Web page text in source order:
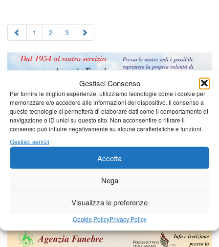
Gestisci Consenso
Per fornire le migliori esperienze, utilizziamo tecnologie come i cookie per
memorizzare e/o accedere alle informazioni del dispositivo. Il consenso a
queste tecnologie ci permetterà di elaborare dati come il comportamento di
navigazione o ID unici su questo sito. Non acconsentire o ritirare il
consenso può influire negativamente su alcune caratteristiche e funzioni.
Gestisci servizi
Accetta
Nega
Visualizza le preferenze
Cookie PolicyPrivacy Policy
1 2 3